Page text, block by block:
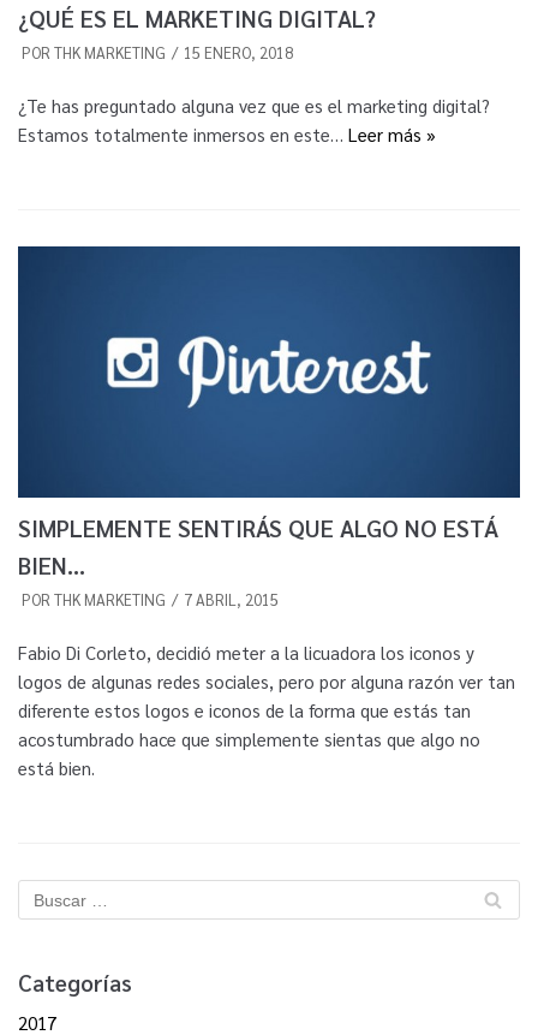
¿QUÉ ES EL MARKETING DIGITAL?
POR THK MARKETING 15 ENERO, 2018
¿Te has preguntado alguna vez que es el marketing digital?
Estamos totalmente inmersos en este… Leer más »
SIMPLEMENTE SENTIRÁS QUE ALGO NO ESTÁ
BIEN…
POR THK MARKETING 7 ABRIL, 2015
Fabio Di Corleto, decidió meter a la licuadora los iconos y
logos de algunas redes sociales, pero por alguna razón ver tan
diferente estos logos e iconos de la forma que estás tan
acostumbrado hace que simplemente sientas que algo no
está bien.
Categorías
2017